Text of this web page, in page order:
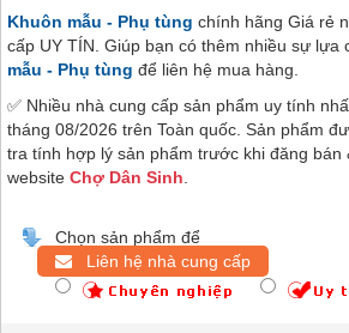
Khuôn mẫu - Phụ tùng chính hãng Giá rẻ
cấp UY TÍN. Giúp bạn có thêm nhiều sự lựa
mẫu - Phụ tùng để liên hệ mua hàng.
✅ Nhiều nhà cung cấp sản phẩm uy tính
tháng 08/2026 trên Toàn quốc. Sản phẩm
tra tính hợp lý sản phẩm trước khi đăng bán
website Chợ Dân Sinh.
Chọn sản phẩm để
Liên hệ nhà cung cấp